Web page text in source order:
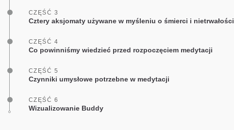
CZĘŚĆ 3
Cztery aksjomaty używane w myśleniu o śmierci i nietrwałości
CZĘŚĆ 4
Co powinniśmy wiedzieć przed rozpoczęciem medytacji
CZĘŚĆ 5
Czynniki umysłowe potrzebne w medytacji
CZĘŚĆ 6
Wizualizowanie Buddy